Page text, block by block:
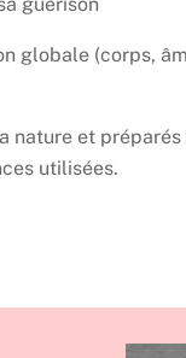
globale (corps,
natureet préparés
utilisées.